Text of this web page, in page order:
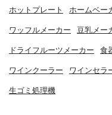
ホットプレート ホームベー
ワッフルメーカー 豆乳メー
ドライフルーツメーカー 食
ワインクーラー ワインセラ
生ゴミ処理機